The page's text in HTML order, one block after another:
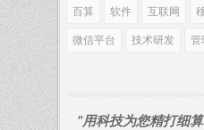
百算 软件 互联网
微信平台 技术研发 管
"用科技为您精打细